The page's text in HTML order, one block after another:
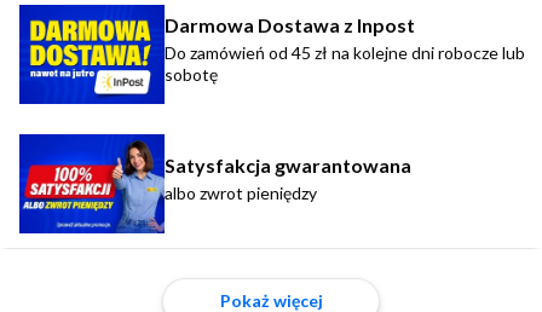
Darmowa Dostawa z Inpost
Do zamówień od 45 zł na kolejne dni robocze lub
sobotę
Satysfakcja gwarantowana
albo zwrot pieniędzy
Pokaż więcej